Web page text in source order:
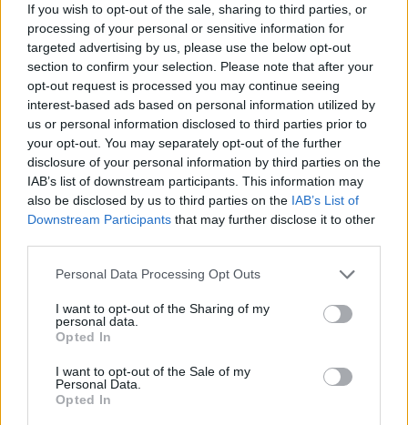
If you wish to opt-out of the sale, sharing to third parties, or
processing of your personal or sensitive information for
targeted advertising by us, please use the below opt-out
section to confirm your selection. Please note that after your
opt-out request is processed you may continue seeing
interest-based ads based on personal information utilized by
us or personal information disclosed to third parties prior to
your opt-out. You may separately opt-out of the further
disclosure of your personal information by third parties on the
IAB’s list of downstream participants. This information may
also be disclosed by us to third parties on the IAB’s List of
Downstream Participants that may further disclose it to other
Personal Data Processing Opt Outs
I want to opt-out of the Sharing of my
personal data.
Opted In
I want to opt-out of the Sale of my
Personal Data.
Opted In
kamatcsökkentések miatt itt is csökkenés látható,
a forrás elszívó hatás tehát annyira erősen már
nem jelentkezik. A kilátásokat illetően az MKB
Bank szakértője elmondta, hogy sem a deviza-,
sem a kötvénypiacon nem számít nagyobb
kilengésekre.
Tavaly jelentős sávban mozgott a forint, körülbelül 30
forintos különbségeket is láthattunk az euróval szembeni
árfolyam esetében. Alapvetően 310 alatti árfolyamokról
beszélhettünk, sőt volt olyan nap az év második felében,
amikor 280 alá is benézett az árfolyam. Ebben az évben
maradni, talán annyi változással, hogy 5-7...
KEDVES OLVASÓNK!
A keresett cikk a portfolio.hu hírarchívumához